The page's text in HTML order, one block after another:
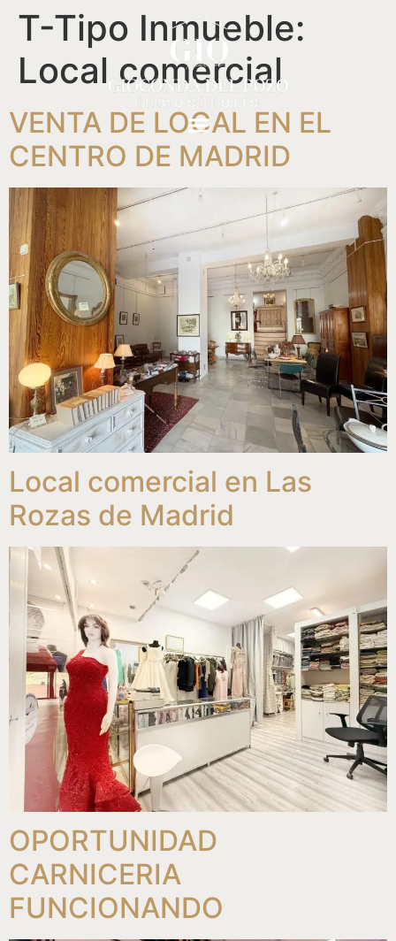
T-Tipo Inmueble:
Local comercial
VENTA DE LOCAL EN EL
CENTRO DE MADRID
Local comercial en Las
Rozas de Madrid
OPORTUNIDAD
CARNICERIA
FUNCIONANDO